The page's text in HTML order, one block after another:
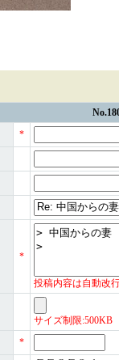
*
*
投稿内容は自動改
サイズ制限:500KB
*